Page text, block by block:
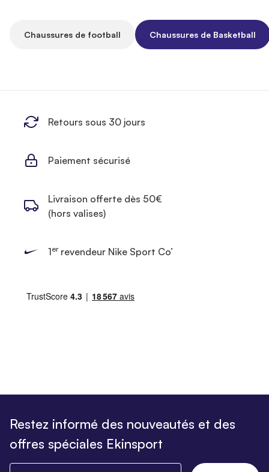
Chaussures de football Chaussures de Basketball
Retours sous 30 jours
Paiement sécurisé
Livraison offerte dès 50€
(hors valises)
1errevendeur Nike Sport Co’
Restez informé des nouveautés et des
offres spéciales Ekinsport